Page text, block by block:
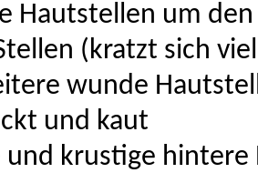
Hautstellen um
(kratzt sich
wunde
und kaut
und krustige hintere